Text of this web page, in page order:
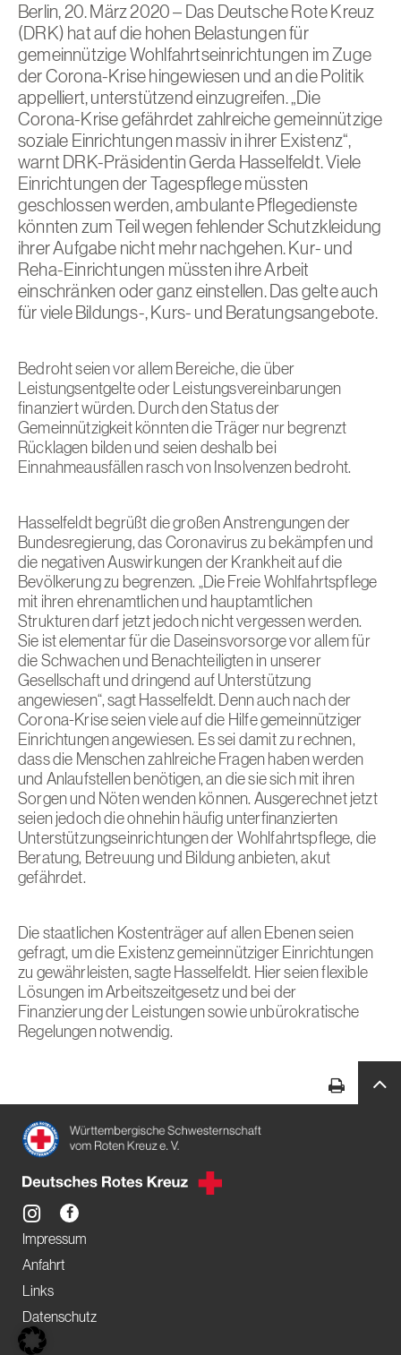
Berlin, 20. März 2020 – Das Deutsche Rote Kreuz
(DRK) hat auf die hohen Belastungen für
gemeinnützige Wohlfahrtseinrichtungen im Zuge
der Corona-Krise hingewiesen und an die Politik
appelliert, unterstützend einzugreifen. „Die
Corona-Krise gefährdet zahlreiche gemeinnützige
soziale Einrichtungen massiv in ihrer Existenz“,
warnt DRK-Präsidentin Gerda Hasselfeldt. Viele
Einrichtungen der Tagespflege müssten
geschlossen werden, ambulante Pflegedienste
könnten zum Teil wegen fehlender Schutzkleidung
ihrer Aufgabe nicht mehr nachgehen. Kur- und
Reha-Einrichtungen müssten ihre Arbeit
einschränken oder ganz einstellen. Das gelte auch
für viele Bildungs-, Kurs- und Beratungsangebote.
Bedroht seien vor allem Bereiche, die über
Leistungsentgelte oder Leistungsvereinbarungen
finanziert würden. Durch den Status der
Gemeinnützigkeit könnten die Träger nur begrenzt
Rücklagen bilden und seien deshalb bei
Einnahmeausfällen rasch von Insolvenzen bedroht.
Hasselfeldt begrüßt die großen Anstrengungen der
Bundesregierung, das Coronavirus zu bekämpfen und
die negativen Auswirkungen der Krankheit auf die
Bevölkerung zu begrenzen. „Die Freie Wohlfahrtspflege
mit ihren ehrenamtlichen und hauptamtlichen
Strukturen darf jetzt jedoch nicht vergessen werden.
Sie ist elementar für die Daseinsvorsorge vor allem für
die Schwachen und Benachteiligten in unserer
Gesellschaft und dringend auf Unterstützung
angewiesen“, sagt Hasselfeldt. Denn auch nach der
Corona-Krise seien viele auf die Hilfe gemeinnütziger
Einrichtungen angewiesen. Es sei damit zu rechnen,
dass die Menschen zahlreiche Fragen haben werden
und Anlaufstellen benötigen, an die sie sich mit ihren
Sorgen und Nöten wenden können. Ausgerechnet jetzt
seien jedoch die ohnehin häufig unterfinanzierten
Unterstützungseinrichtungen der Wohlfahrtspflege, die
Beratung, Betreuung und Bildung anbieten, akut
gefährdet.
Die staatlichen Kostenträger auf allen Ebenen seien
gefragt, um die Existenz gemeinnütziger Einrichtungen
zu gewährleisten, sagte Hasselfeldt. Hier seien flexible
Lösungen im Arbeitszeitgesetz und bei der
Finanzierung der Leistungen sowie unbürokratische
Regelungen notwendig.
Impressum
Anfahrt
Links
Datenschutz